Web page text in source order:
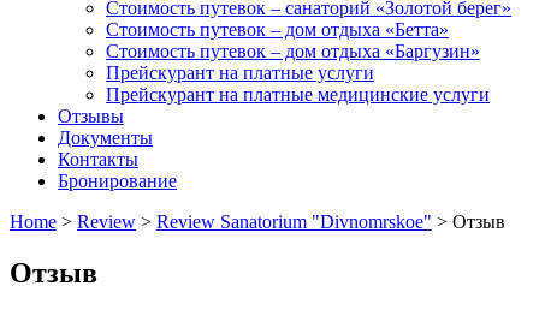
Стоимость путевок – санаторий «Золотой берег»
Стоимость путевок – дом отдыха «Бетта»
Стоимость путевок – дом отдыха «Баргузин»
Прейскурант на платные услуги
Прейскурант на платные медицинские услуги
Отзывы
Документы
Контакты
Бронирование
Home > Review > Review Sanatorium "Divnomrskoe" > Отзыв
Отзыв